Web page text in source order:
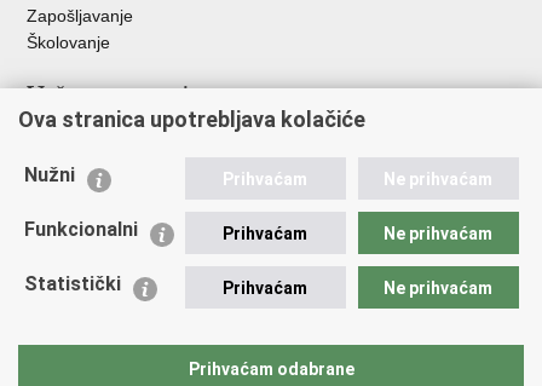
Zapošljavanje
Školovanje
Važne poveznice
Ministarstvo unutarnjih poslova
Udruge
Policijska akademija
Zaklada policijske solidarnosti
Vučetić"
Ova stranica upotrebljava kolačiće
Nužni Prihvaćam Ne prihvaćam
Funkcionalni Prihvaćam Ne prihvaćam
Statistički Prihvaćam Ne prihvaćam
Prihvaćam odabrane